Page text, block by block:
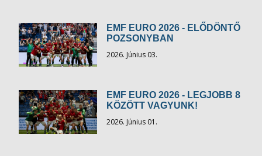
EMF EURO 2026 - ELŐDÖNTŐ
POZSONYBAN
2026. Június 03.
EMF EURO 2026 - LEGJOBB 8
KÖZÖTT VAGYUNK!
2026. Június 01.